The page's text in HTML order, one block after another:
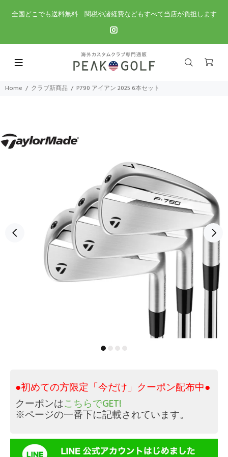
全国どこでも送料無料 関税や諸経費などもすべて当店が負担します
Home クラブ新商品 P790 アイアン 2025 6本セット
●初めての方限定「今だけ」クーポン配布中●
クーポンはこちらでGET!
※ページの一番下に記載されています。